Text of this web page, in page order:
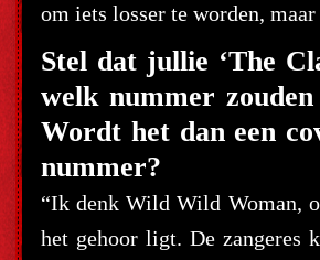
om iets losser te worden,
Stel dat jullie ‘The
welk nummer
Wordt het dan een
nummer?
“Ik denk Wild Wild Woman,
het gehoor ligt. De zangeres